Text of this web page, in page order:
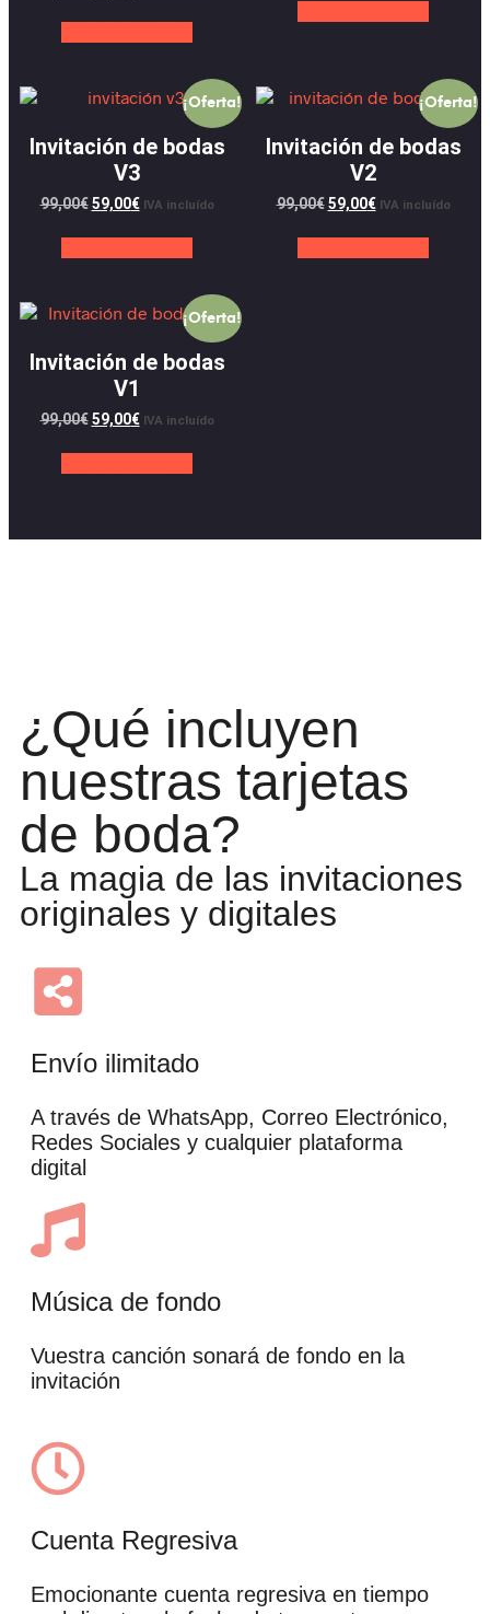
¡Oferta!
Invitación de bodas
V3
99,00€ 59,00€ IVA incluído
¡Oferta!
Invitación de bodas
V2
99,00€ 59,00€ IVA incluído
¡Oferta!
Invitación de bodas
V1
99,00€ 59,00€ IVA incluído
¿Qué incluyen
nuestras tarjetas
de boda?
La magia de las invitaciones
originales y digitales
Envío ilimitado
A través de WhatsApp, Correo Electrónico,
Redes Sociales y cualquier plataforma
digital
Música de fondo
Vuestra canción sonará de fondo en la
invitación
Cuenta Regresiva
Emocionante cuenta regresiva en tiempo